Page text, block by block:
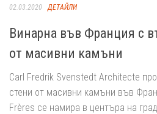
02.03.2020 ДЕТАЙЛИ
Винарна във Франция с
от масивни камъни
Carl Fredrik Svenstedt Architecte
стени от масивни камъни във
Frères се намира в центъра на